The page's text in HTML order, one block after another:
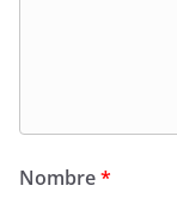
Nombre*